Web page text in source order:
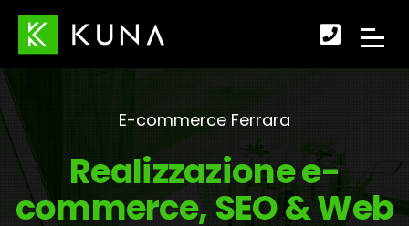
come
per
APRI
E-commerce Ferrara
Realizzazione e-
commerce, SEO & Web